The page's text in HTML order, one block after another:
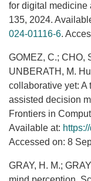
for digital medicine
135, 2024.
024-01116-6.
GOMEZ, C.; CHO,
UNBERATH, M.
collaborative yet: A
assisted decision
Frontiers in
Available at:
Accessed on: 8
GRAY, H. M.;